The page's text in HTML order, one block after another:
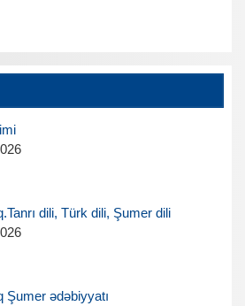
dili, Türk dili, Şumer dili
Şumer ədəbiyyatı